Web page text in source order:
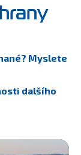
Myslete
dalšího